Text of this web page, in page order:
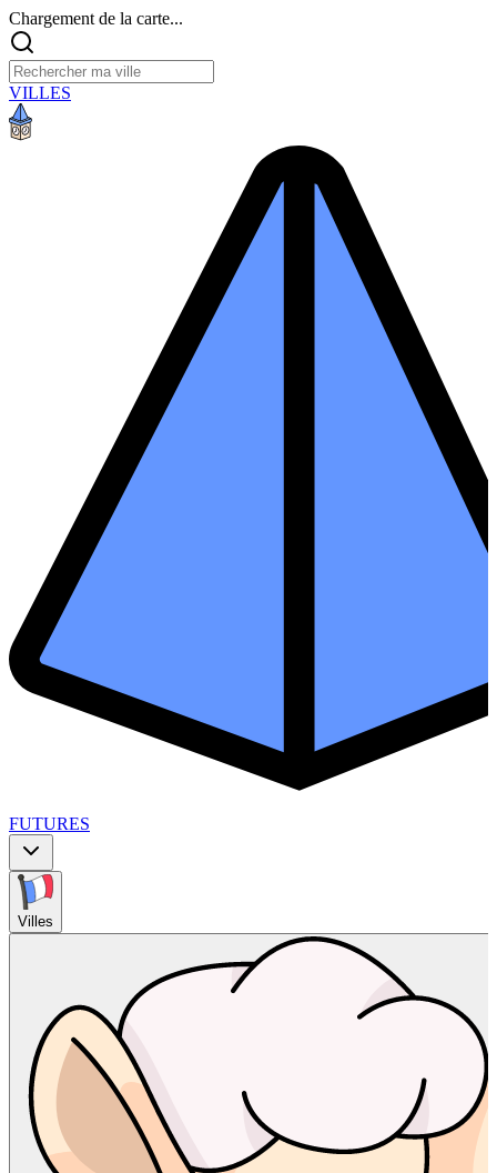
Chargement de la carte...
VILLES
FUTURES
Villes